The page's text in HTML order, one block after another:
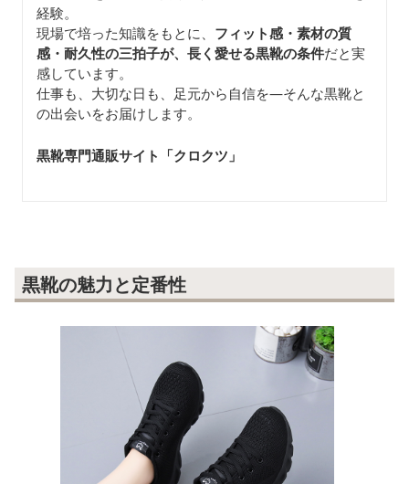
経験。
現場で培った知識をもとに、 フィット感・素材の質
感・耐久性の三拍子が、長く愛せる黒靴の条件だと実
感しています。
仕事も、大切な日も、足元から自信を—そんな黒靴と
の出会いをお届けします。
黒靴専門通販サイト「クロクツ 」
黒靴の魅力と定番性